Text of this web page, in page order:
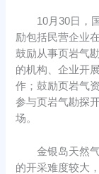
10月30日，国
励包括民营企业
鼓励从事页岩气
的机构、企业开
作；鼓励页岩气
参与页岩气勘探
场。
金银岛天然气
的开采难度较大